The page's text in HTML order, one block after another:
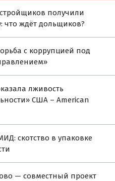
получили
что ждёт дольщиков?
с коррупцией под
лживость
США – American
скотство в упаковке
— совместный проект